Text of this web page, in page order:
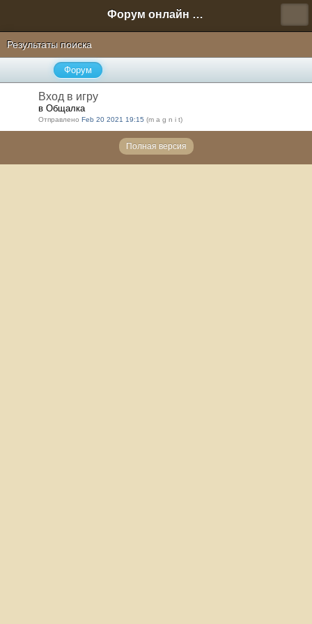
Форум онлайн игры "Новая Эра" (Нюра Биз)
Результаты поиска
Форум
Вход в игру
в Общалка
Отправлено Feb 20 2021 19:15 (m a g n i t)
Полная версия